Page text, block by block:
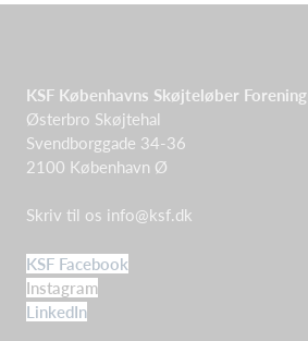
KSF Københavns Skøjteløber Forening
Østerbro Skøjtehal
Svendborggade 34-36
2100 København Ø
Skriv til os info@ksf.dk
KSF Facebook
Instagram
LinkedIn